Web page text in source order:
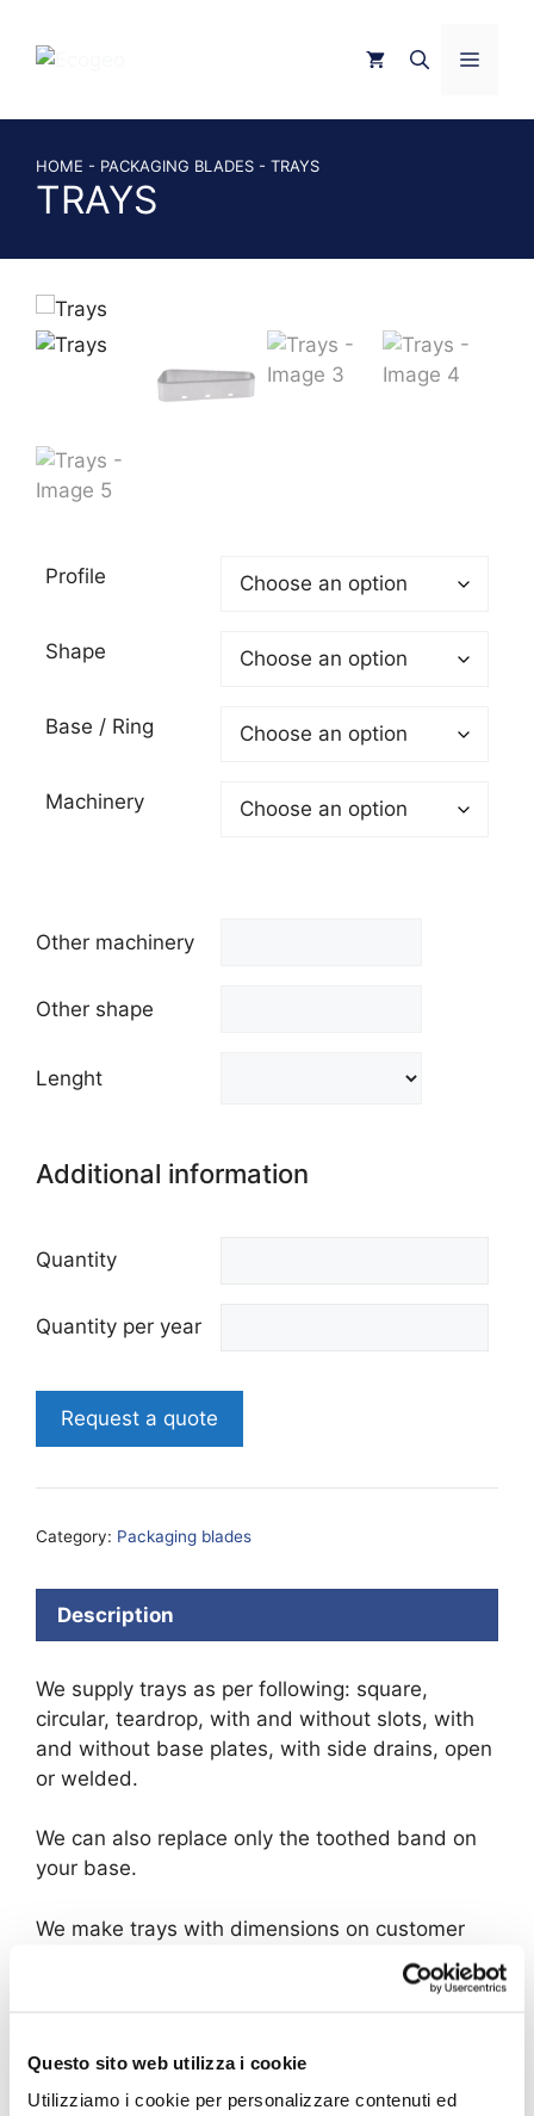
Questo sito web utilizza i cookie
Utilizziamo i cookie per personalizzare contenuti ed
MENU
HOME - PACKAGING BLADES - TRAYS
TRAYS
Profile
Shape
Base / Ring
Machinery
Other machinery
Other shape
Lenght
Additional information
Quantity
Quantity per year
Request a quote
Category: Packaging blades
Description
We supply trays as per following: square,
circular, teardrop, with and without slots, with
and without base plates, with side drains, open
or welded.
We can also replace only the toothed band on
your base.
We make trays with dimensions on customer
including: